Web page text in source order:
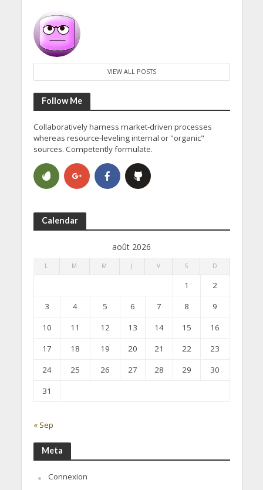
VIEW ALL POSTS
Follow Me
Collaboratively harness market-driven processes
whereas resource-leveling internal or "organic"
sources. Competently formulate.
Calendar
août 2026
L M M J V S D
1
2
3
4 5 6 7 8
9
10
11 12 13 14 15
16
17
18 19 20 21 22
23
24
25 26 27 28 29
30
31
« Sep
Meta
Connexion